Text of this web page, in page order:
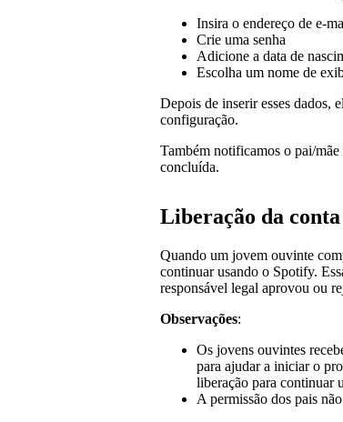
Insira o endereço de
Crie uma senha
Adicione a data de
Escolha um nome de
Depois de inserir esses dados,
configuração.
Também notificamos o pai/
concluída.
Liberação da
Quando um jovem ouvinte
continuar usando o Spotify.
responsável legal aprovou ou
Observações:
Os jovens ouvintes
para ajudar a iniciar o
liberação para continuar
A permissão dos pais